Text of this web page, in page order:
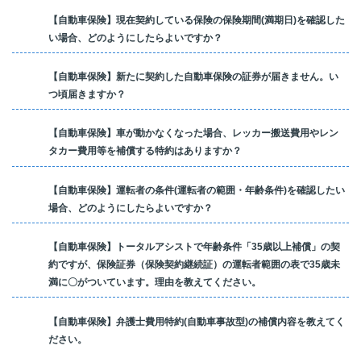
【自動車保険】現在契約している保険の保険期間(満期日)を確認した
い場合、どのようにしたらよいですか？
【自動車保険】新たに契約した自動車保険の証券が届きません。い
つ頃届きますか？
【自動車保険】車が動かなくなった場合、レッカー搬送費用やレン
タカー費用等を補償する特約はありますか？
【自動車保険】運転者の条件(運転者の範囲・年齢条件)を確認したい
場合、どのようにしたらよいですか？
【自動車保険】トータルアシストで年齢条件「35歳以上補償」の契
約ですが、保険証券（保険契約継続証）の運転者範囲の表で35歳未
満に〇がついています。理由を教えてください。
【自動車保険】弁護士費用特約(自動車事故型)の補償内容を教えてく
ださい。